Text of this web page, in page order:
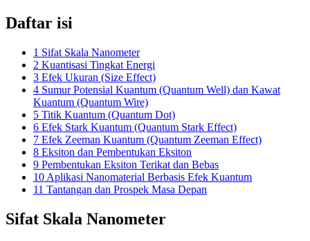
Daftar isi
1 Sifat Skala Nanometer
2 Kuantisasi Tingkat Energi
3 Efek Ukuran (Size Effect)
4 Sumur Potensial Kuantum (Quantum Well) dan Kawat
Kuantum (Quantum Wire)
5 Titik Kuantum (Quantum Dot)
6 Efek Stark Kuantum (Quantum Stark Effect)
7 Efek Zeeman Kuantum (Quantum Zeeman Effect)
8 Eksiton dan Pembentukan Eksiton
9 Pembentukan Eksiton Terikat dan Bebas
10 Aplikasi Nanomaterial Berbasis Efek Kuantum
11 Tantangan dan Prospek Masa Depan
Sifat Skala Nanometer